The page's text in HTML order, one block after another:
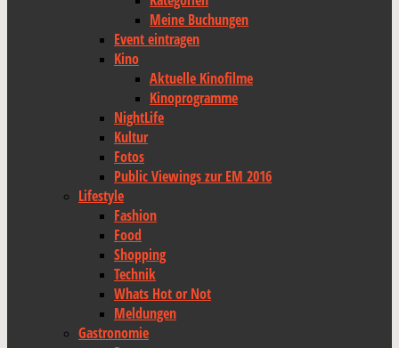
Meine Buchungen
Event eintragen
Kino
Aktuelle Kinofilme
Kinoprogramme
NightLife
Kultur
Fotos
Public Viewings zur EM 2016
Lifestyle
Fashion
Food
Shopping
Technik
Whats Hot or Not
Meldungen
Gastronomie